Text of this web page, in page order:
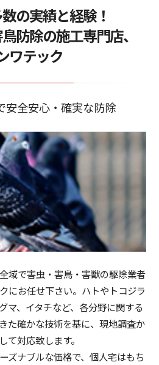
を自分で】！？ プロに頼む前に
る…
定版！ご自宅をハトから守って平和
は！
現…
の実績と経験！
防除の施工専門店、
ワテック
安全安心・確実な防除
域で害虫・害鳥・害獣の駆除業者
にお任せ下さい。ハトやトコジラ
マ、イタチなど、各分野に関する
た確かな技術を基に、現地調査か
て対応致します。
ズナブルな価格で、個人宅はもち